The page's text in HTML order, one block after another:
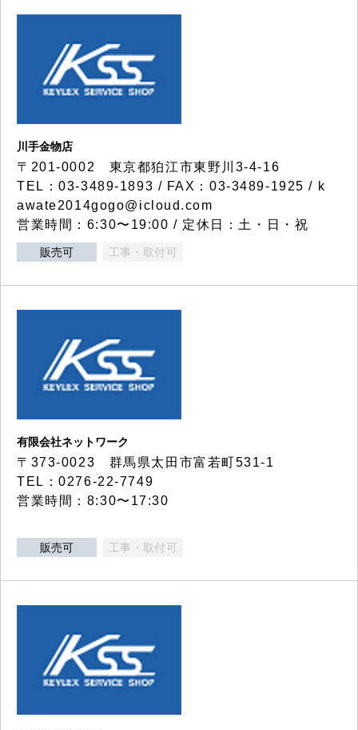
川手金物店
〒201-0002 東京都狛江市東野川3-4-16
TEL：03-3489-1893 / FAX：03-3489-1925 / k
awate2014gogo@icloud.com
営業時間：6:30〜19:00 / 定休日：土・日・祝
販売可 工事・取付可
有限会社ネットワーク
〒373-0023 群馬県太田市富若町531-1
TEL：0276-22-7749
営業時間：8:30〜17:30
販売可 工事・取付可